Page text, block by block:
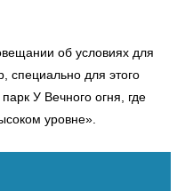
об условиях для
специально для этого
У Вечного огня, где
уровне».